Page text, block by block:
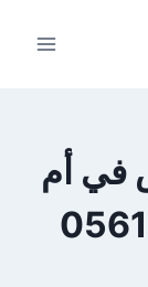
في أم